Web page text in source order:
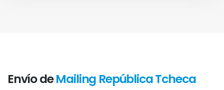
Envío deMailing República Tcheca